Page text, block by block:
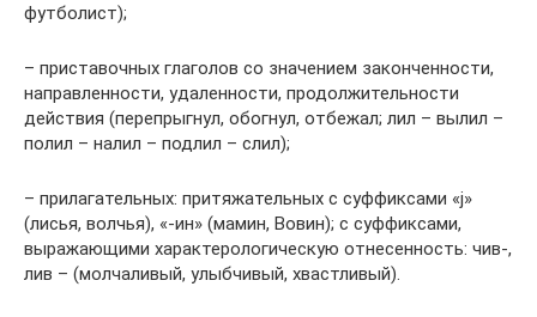
футболист);
– приставочных глаголов со значением законченности,
направленности, удаленности, продолжительности
действия (перепрыгнул, обогнул, отбежал; лил – вылил –
полил – налил – подлил – слил);
– прилагательных: притяжательных с суффиксами «j»
(лисья, волчья), «-ин» (мамин, Вовин); с суффиксами,
выражающими характерологическую отнесенность: чив-,
лив – (молчаливый, улыбчивый, хвастливый).